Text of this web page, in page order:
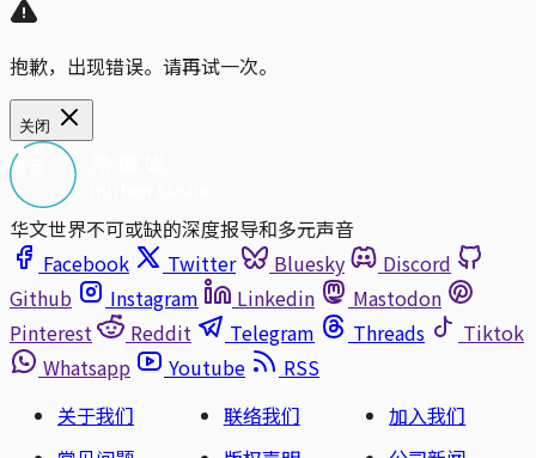
抱歉，出现错误。请再试一次。
关闭
华文世界不可或缺的深度报导和多元声音
Facebook
Twitter Bluesky
Discord
Github
Instagram Linkedin
Mastodon
Pinterest
Reddit Telegram Threads
Tiktok
Whatsapp
Youtube
RSS
关于我们
联络我们
加入我们